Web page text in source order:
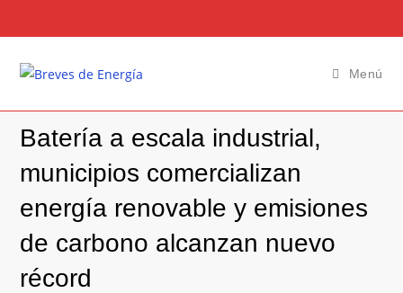
Menú
Batería a escala industrial,
municipios comercializan
energía renovable y emisiones
de carbono alcanzan nuevo
récord